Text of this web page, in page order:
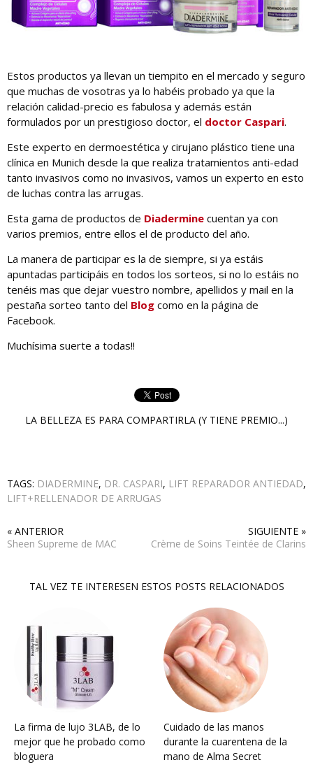
Estos productos ya llevan un tiempito en el mercado y seguro
que muchas de vosotras ya lo habéis probado ya que la
relación calidad-precio es fabulosa y además están
formulados por un prestigioso doctor, el doctor Caspari.
Este experto en dermoestética y cirujano plástico tiene una
clínica en Munich desde la que realiza tratamientos anti-edad
tanto invasivos como no invasivos, vamos un experto en esto
de luchas contra las arrugas.
Esta gama de productos de Diadermine cuentan ya con
varios premios, entre ellos el de producto del año.
La manera de participar es la de siempre, si ya estáis
apuntadas participáis en todos los sorteos, si no lo estáis no
tenéis mas que dejar vuestro nombre, apellidos y mail en la
pestaña sorteo tanto del Blog como en la página de
Facebook.
Muchísima suerte a todas!!
LA BELLEZA ES PARA COMPARTIRLA (Y TIENE PREMIO...)
TAGS: DIADERMINE, DR. CASPARI, LIFT REPARADOR ANTIEDAD,
LIFT+RELLENADOR DE ARRUGAS
« ANTERIOR
Sheen Supreme de MAC
SIGUIENTE »
Crème de Soins Teintée de Clarins
TAL VEZ TE INTERESEN ESTOS POSTS RELACIONADOS
La firma de lujo 3LAB, de lo
mejor que he probado como
bloguera
Cuidado de las manos
durante la cuarentena de la
mano de Alma Secret